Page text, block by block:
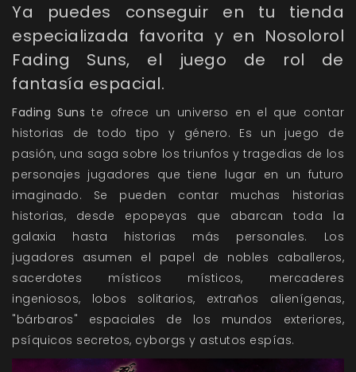
Ya puedes conseguir en tu tienda
especializada favorita y en Nosolorol
Fading Suns, el juego de rol de
fantasía espacial.
Fading Suns te ofrece un universo en el que contar
historias de todo tipo y género. Es un juego de
pasión, una saga sobre los triunfos y tragedias de los
personajes jugadores que tiene lugar en un futuro
imaginado. Se pueden contar muchas historias
historias, desde epopeyas que abarcan toda la
galaxia hasta historias más personales. Los
jugadores asumen el papel de nobles caballeros,
sacerdotes místicos místicos, mercaderes
ingeniosos, lobos solitarios, extraños alienígenas,
"bárbaros" espaciales de los mundos exteriores,
psíquicos secretos, cyborgs y astutos espías.